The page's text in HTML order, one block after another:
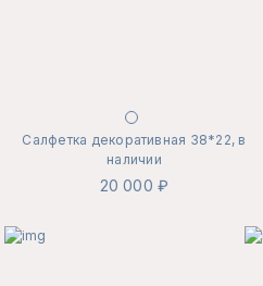
Салфетка декоративная 38*22, в
наличии
20 000 ₽